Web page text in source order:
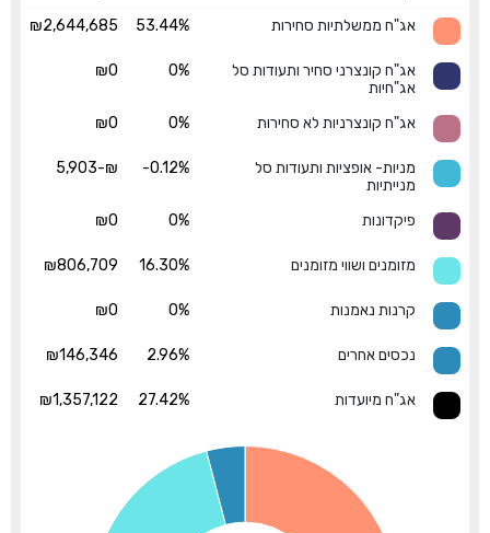
אג"ח ממשלתיות סחירות
53.44%
₪2,644,685
אג"ח קונצרני סחיר ותעודות סל
אג"חיות
0%
₪0
אג"ח קונצרניות לא סחירות 0%
₪0
מניות- אופציות ותעודות סל
מנייתיות
-0.12%
₪-5,903
פיקדונות 0%
₪0
מזומנים ושווי מזומנים 16.30%
₪806,709
קרנות נאמנות 0%
₪0
נכסים אחרים 2.96%
₪146,346
אג"ח מיועדות 27.42%
₪1,357,122